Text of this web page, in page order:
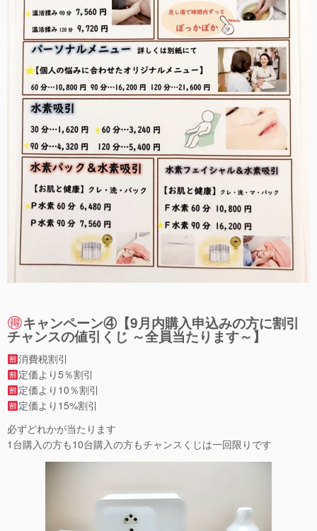
キャンペーン④【9月内購入申込みの方に割引
チャンスの値引くじ ～全員当たります～】
消費税割引
定価より5％割引
定価より10％割引
定価より15%割引
必ずどれかが当たります
1台購入の方も10台購入の方もチャンスくじは一回限りです